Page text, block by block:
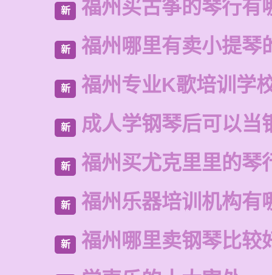
新 福州买古筝的琴行有
新 福州哪里有卖小提琴
新 福州专业K歌培训学
新 成人学钢琴后可以当
新 福州买尤克里里的琴
新 福州乐器培训机构有
新 福州哪里卖钢琴比较